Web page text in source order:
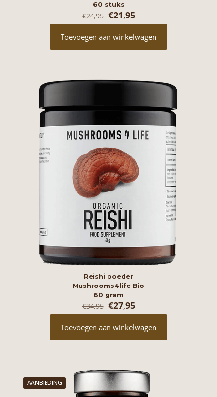
60 stuks
€24,95 Oorspronkelijke
prijs
was:
€24,95.
€21,95Huidige
prijs
is:
€21,95.
Toevoegen aan winkelwagen
Reishi poeder
Mushrooms4life Bio
60 gram
€34,95 Oorspronkelijke
prijs
was:
€34,95.
€27,95Huidige
prijs
is:
€27,95.
Toevoegen aan winkelwagen
AANBIEDING